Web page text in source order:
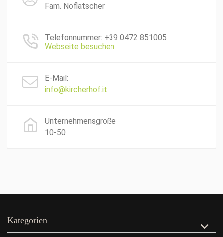
Fam. Noflatscher
Telefonnummer: +39 0472 851005
Webseite besuchen
E-Mail:
info@kircherhof.it
Unternehmensgröße
10-50
Kategorien